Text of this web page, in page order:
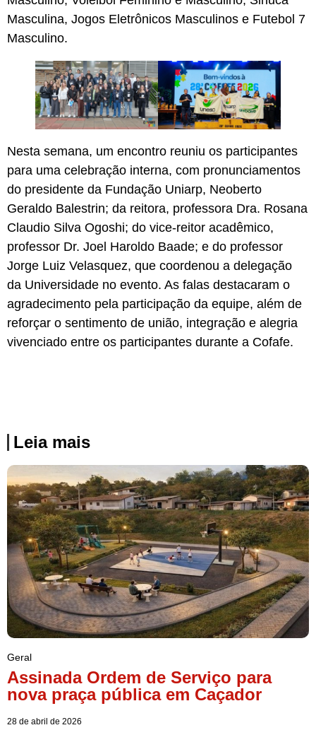
Masculina, Jogos Eletrônicos Masculinos e Futebol 7
Masculino.
Nesta semana, um encontro reuniu os participantes
para uma celebração interna, com pronunciamentos
do presidente da Fundação Uniarp, Neoberto
Geraldo Balestrin; da reitora, professora Dra. Rosana
Claudio Silva Ogoshi; do vice-reitor acadêmico,
professor Dr. Joel Haroldo Baade; e do professor
Jorge Luiz Velasquez, que coordenou a delegação
da Universidade no evento. As falas destacaram o
agradecimento pela participação da equipe, além de
reforçar o sentimento de união, integração e alegria
vivenciado entre os participantes durante a Cofafe.
Leia mais
Geral
Assinada Ordem de Serviço para
nova praça pública em Caçador
28 de abril de 2026